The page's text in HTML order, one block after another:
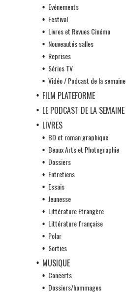
Evénements
Festival
Livres et Revues Cinéma
Nouveautés salles
Reprises
Séries TV
Vidéo / Podcast de la semaine
FILM PLATEFORME
LE PODCAST DE LA SEMAINE
LIVRES
BD et roman graphique
Beaux Arts et Photographie
Dossiers
Entretiens
Essais
Jeunesse
Littérature Etrangère
Littérature française
Polar
Sorties
MUSIQUE
Concerts
Dossiers/hommages